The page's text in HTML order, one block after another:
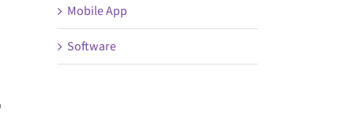
Mobile App
Software